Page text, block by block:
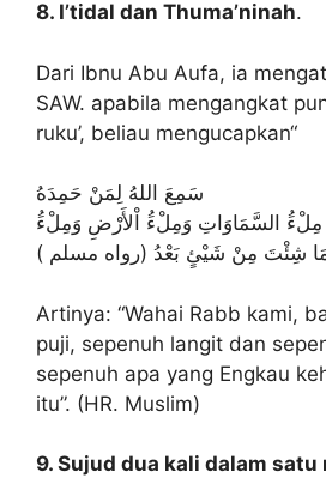
8. I’tidal dan Thuma’ninah.
Dari Ibnu Abu Aufa, ia
SAW. apabila mengangkat
ruku’, beliau mengucapkan“
سَمِعَ اللهُ لِمَنْ حَمِدَهُ
مِلْءَُ السَّمَاوَاتِ وَمِلْءَُ اْلأَرْضِ وَمِلْءَُ
شِئْتَ مِنْ شَيْئٍ بَعْدُ (رواه مسلم )
Artinya: “Wahai Rabb kami,
puji, sepenuh langit dan
sepenuh apa yang Engkau
itu”. (HR. Muslim)
9. Sujud dua kali dalam satu